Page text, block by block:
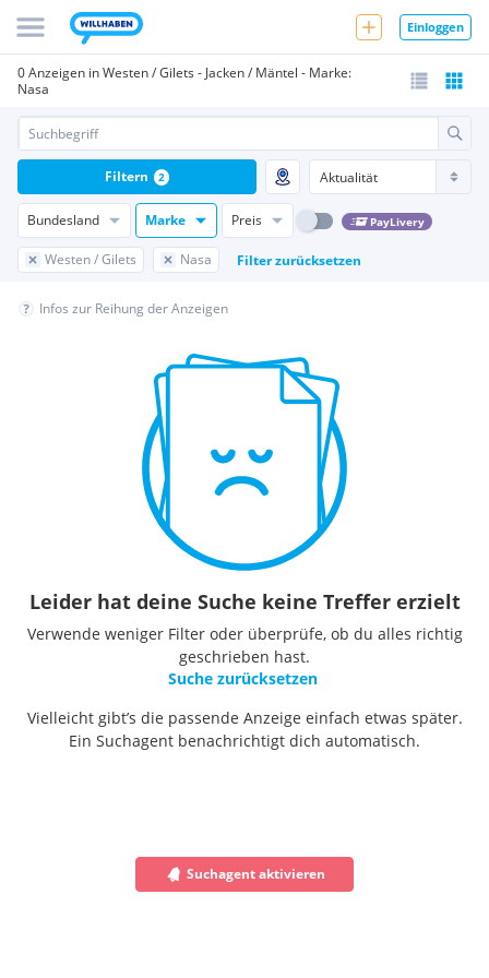
Einloggen
0 Anzeigen in Westen / Gilets - Jacken / Mäntel - Marke:
Nasa
Bundesland Marke Preis PayLivery
Westen / Gilets Nasa Filter zurücksetzen
Filtern 2
Infos zur Reihung der Anzeigen
Leider hat deine Suche keine Treffer erzielt
Verwende weniger Filter oder überprüfe, ob du alles richtig
geschrieben hast.
Suche zurücksetzen
Vielleicht gibt’s die passende Anzeige einfach etwas später.
Ein Suchagent benachrichtigt dich automatisch.
Suchagent aktivieren